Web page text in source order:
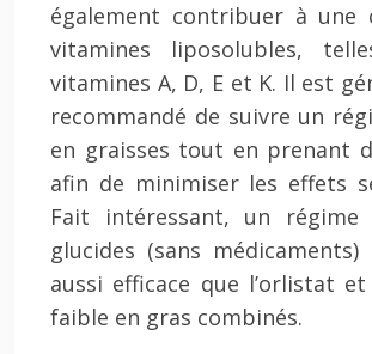
également contribuer à une
vitamines liposolubles,
vitamines A, D, E et K. Il est
recommandé de suivre un
en graisses tout en prenant
afin de minimiser les effets
Fait intéressant, un régime
glucides (sans médicaments)
aussi efficace que l’orlistat
faible en gras combinés.